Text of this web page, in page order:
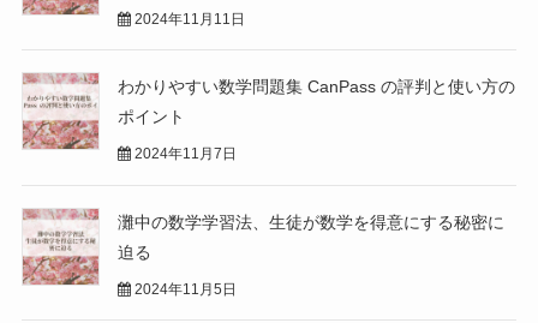
2024年11月11日
わかりやすい数学問題集 CanPass の評判と使い方の
ポイント
2024年11月7日
灘中の数学学習法、生徒が数学を得意にする秘密に
迫る
2024年11月5日